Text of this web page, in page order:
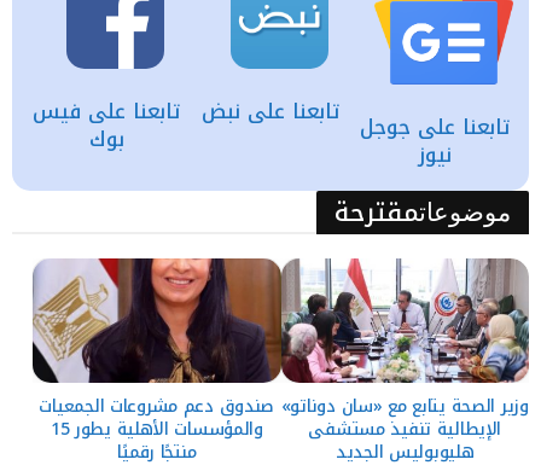
تابعنا على فيس
بوك
تابعنا على نبض تابعنا على جوجل
نيوز
موضوعاتمقترحة
وزير الصحة يتابع مع «سان دوناتو»
الإيطالية تنفيذ مستشفى
هليوبوليس الجديد
صندوق دعم مشروعات الجمعيات
والمؤسسات الأهلية يطور 15
منتجًا رقميًا